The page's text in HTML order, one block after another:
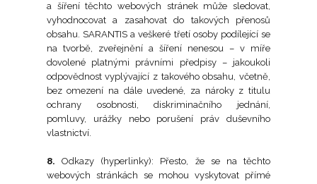
a šíření těchto webových stránek může sledovat,
vyhodnocovat a zasahovat do takových přenosů
obsahu. SARANTIS a veškeré třetí osoby podílející se
na tvorbě, zveřejnění a šíření nenesou – v míře
dovolené platnými právními předpisy – jakoukoli
odpovědnost vyplývající z takového obsahu, včetně,
bez omezení na dále uvedené, za nároky z titulu
ochrany osobnosti, diskriminačního jednání,
pomluvy, urážky nebo porušení práv duševního
vlastnictví.
8. Odkazy (hyperlinky): Přesto, že se na těchto
webových stránkách se mohou vyskytovat přímé